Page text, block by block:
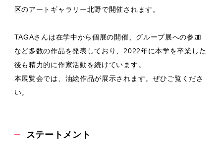
区のアートギャラリー北野で開催されます。
TAGAさんは在学中から個展の開催、グループ展への参加
など多数の作品を発表しており、2022年に本学を卒業した
後も精力的に作家活動を続けています。
本展覧会では、油絵作品が展示されます。ぜひご覧くださ
い。
ステートメント